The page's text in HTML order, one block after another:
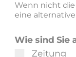
Wenn nicht
eine
Wie sind Sie
Zeitung